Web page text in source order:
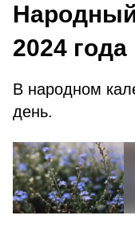
2024 года
В народном
день.